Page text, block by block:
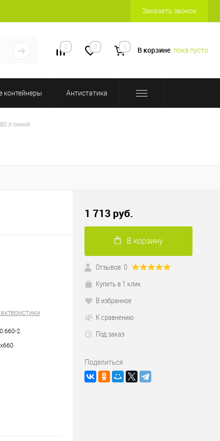
Заказать звонок
0 0 0 В корзине пока пусто
контейнеры Антистатика
л синий
2
1 713 руб.
В корзину
Отзывов: 0
Купить в 1 клик
В избранное
К сравнению
Под заказ
Поделиться